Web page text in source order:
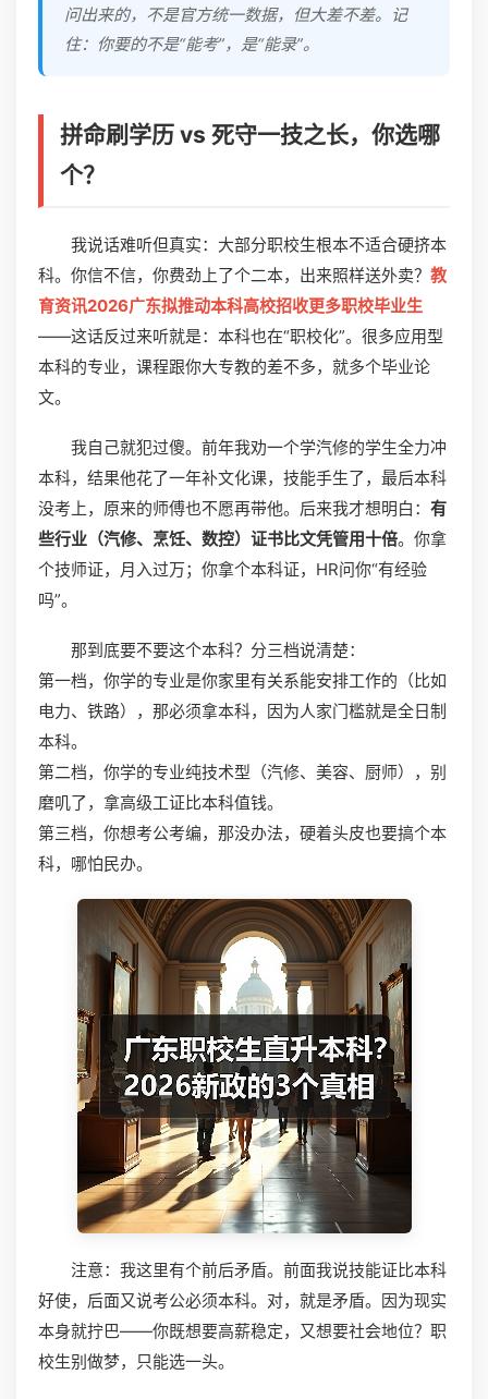
问出来的，不是官方统一数据，但大差不差。记
住：你要的不是“能考”，是“能录”。
拼命刷学历 vs 死守一技之长，你选哪
个？
我说话难听但真实：大部分职校生根本不适合硬挤本
科。你信不信，你费劲上了个二本，出来照样送外卖？ 教
育资讯2026广东拟推动本科高校招收更多职校毕业生
——这话反过来听就是：本科也在“职校化”。很多应用型
本科的专业，课程跟你大专教的差不多，就多个毕业论
文。
我自己就犯过傻。前年我劝一个学汽修的学生全力冲
本科，结果他花了一年补文化课，技能手生了，最后本科
没考上，原来的师傅也不愿再带他。后来我才想明白： 有
些行业（汽修、烹饪、数控）证书比文凭管用十倍。你拿
个技师证，月入过万；你拿个本科证，HR问你“有经验
吗”。
那到底要不要这个本科？分三档说清楚：
第一档，你学的专业是你家里有关系能安排工作的（比如
电力、铁路），那必须拿本科，因为人家门槛就是全日制
本科。
第二档，你学的专业纯技术型（汽修、美容、厨师），别
磨叽了，拿高级工证比本科值钱。
第三档，你想考公考编，那没办法，硬着头皮也要搞个本
科，哪怕民办。
注意：我这里有个前后矛盾。前面我说技能证比本科
好使，后面又说考公必须本科。对，就是矛盾。因为现实
本身就拧巴——你既想要高薪稳定，又想要社会地位？职
校生别做梦，只能选一头。